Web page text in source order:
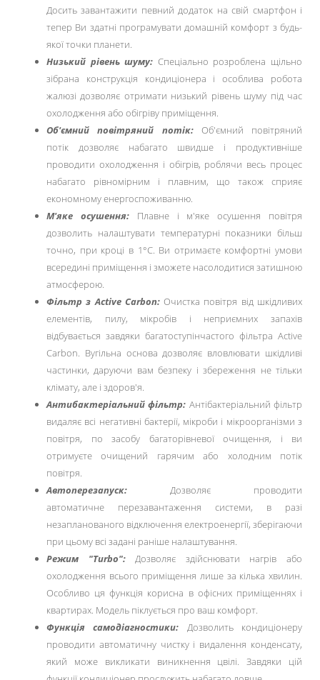
Досить завантажити певний додаток на свій смартфон і
тепер Ви здатні програмувати домашній комфорт з будь-
якої точки планети.
Низький рівень шуму: Спеціально розроблена щільно
зібрана конструкція кондиціонера і особлива робота
жалюзі дозволяє отримати низький рівень шуму під час
охолодження або обігріву приміщення.
Об'ємний повітряний потік:Об'ємний повітряний
потік дозволяє набагато швидше і продуктивніше
проводити охолодження і обігрів, роблячи весь процес
набагато рівномірним і плавним, що також сприяє
економному енергоспоживанню.
М'яке осушення:Плавне і м'яке осушення повітря
дозволить налаштувати температурні показники більш
точно, при кроці в 1°С. Ви отримаєте комфортні умови
всередині приміщення і зможете насолодитися затишною
атмосферою.
Фільтр з Active Carbon:Очистка повітря від шкідливих
елементів, пилу, мікробів і неприємних запахів
відбувається завдяки багатоступінчастого фільтра Active
Carbon. Вугільна основа дозволяє вловлювати шкідливі
частинки, даруючи вам безпеку і збереження не тільки
клімату, але і здоров'я.
Антибактеріальний фільтр: Антібактеріальний фільтр
видаляє всі негативні бактерії, мікроби і мікроорганізми з
повітря, по засобу багаторівневої очищення, і ви
отримуєте очищений гарячим або холодним потік
повітря.
Автоперезапуск: Дозволяє проводити
автоматичне перезавантаження системи, в разі
незапланованого відключення електроенергії, зберігаючи
при цьому всі задані раніше налаштування.
Режим "Turbo":Дозволяє здійснювати нагрів або
охолодження всього приміщення лише за кілька хвилин.
Особливо ця функція корисна в офісних приміщеннях і
квартирах. Модель піклується про ваш комфорт.
Функція самодіагностики: Дозволить кондиціонеру
проводити автоматичну чистку і видалення конденсату,
який може викликати виникнення цвілі. Завдяки цій